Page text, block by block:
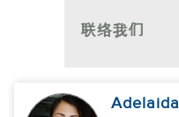
Adelaida